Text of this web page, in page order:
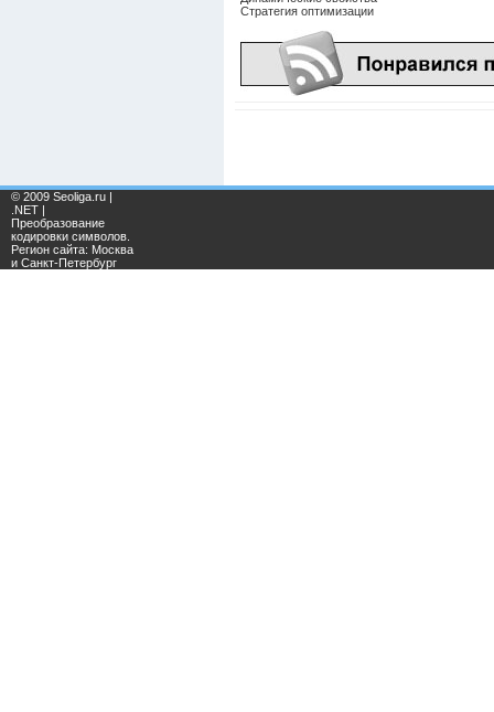
Стратегия оптимизации
© 2009 Seoliga.ru |
.NET |
Преобразование
кодировки символов.
Регион сайта: Москва
и Санкт-Петербург